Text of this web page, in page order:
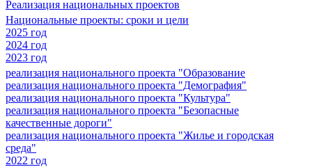
Реализация национальных проектов
Национальные проекты: сроки и цели
2025 год
2024 год
2023 год
реализация национального проекта "Образование
реализация национального проекта "Демография"
реализация национального проекта "Культура"
реализация национального проекта "Безопасные
качественные дороги"
реализация национального проекта "Жилье и городская
среда"
2022 год